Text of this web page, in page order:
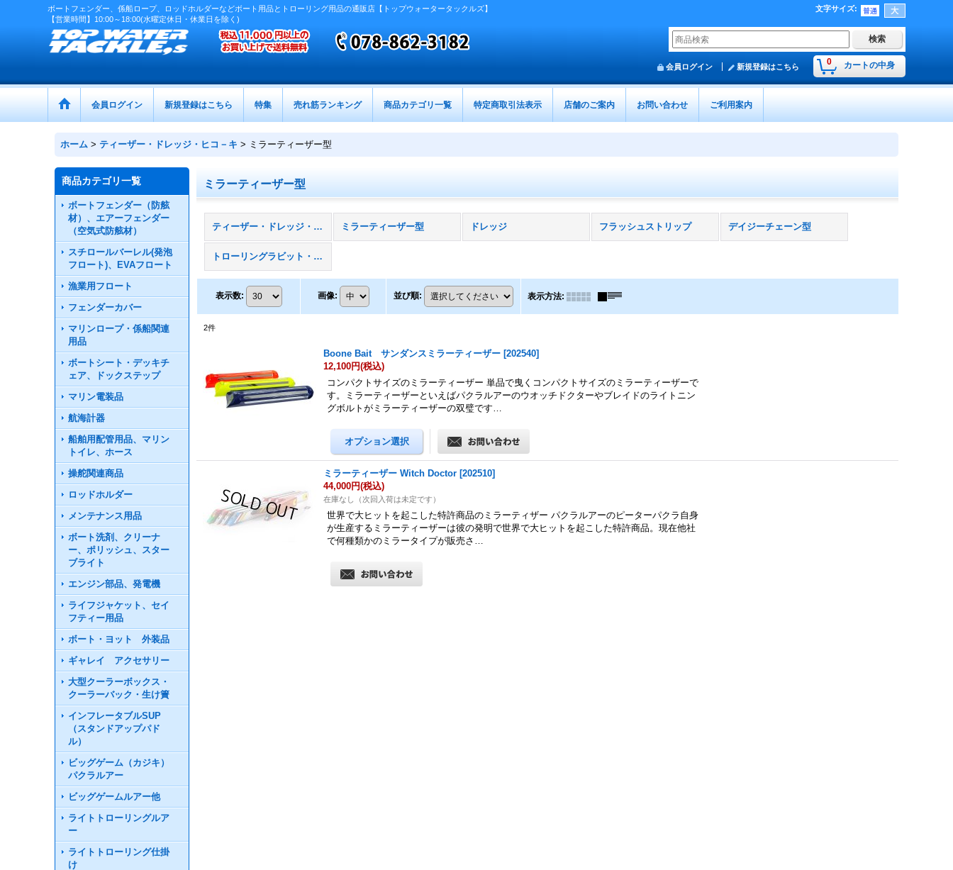
ボートフェンダー、係船ロープ、ロッドホルダーなどボート用品とトローリング用品の通販店【トップウォータータックルズ】
【営業時間】10:00～18:00(水曜定休日・休業日を除く)
文字サイズ:
0 カートの中身
会員ログイン 新規登録はこちら
会員ログイン 新規登録はこちら 特集 売れ筋ランキング 商品カテゴリ一覧 特定商取引法表示 店舗のご案内 お問い合わせ ご利用案内
ホーム > ティーザー・ドレッジ・ヒコ－キ > ミラーティーザー型
商品カテゴリ一覧
ボートフェンダー（防舷
材）、エアーフェンダー
（空気式防舷材）
スチロールバーレル(発泡
フロート)、EVAフロート
漁業用フロート
フェンダーカバー
マリンロープ・係船関連
用品
ボートシート・デッキチ
ェア、ドックステップ
マリン電装品
航海計器
船舶用配管用品、マリン
トイレ、ホース
操舵関連商品
ロッドホルダー
メンテナンス用品
ボート洗剤、クリーナ
ー、ポリッシュ、スター
ブライト
エンジン部品、発電機
ライフジャケット、セイ
フティー用品
ボート・ヨット 外装品
ギャレイ アクセサリー
大型クーラーボックス・
クーラーバック・生け簀
インフレータブルSUP
（スタンドアップパド
ル）
ビッグゲーム（カジキ）
パクラルアー
ビッグゲームルアー他
ライトトローリングルア
ー
ライトトローリング仕掛
け
ミラーティーザー型
ティーザー・ドレッジ・ヒコ－キ (全商品) ミラーティーザー型 ドレッジ フラッシュストリップ デイジーチェーン型
トローリングラビット・ブーンバード
表示数: 画像: 並び順: 表示方法:
2件
Boone Bait サンダンスミラーティーザー [202540]
12,100円(税込)
コンパクトサイズのミラーティーザー 単品で曳くコンパクトサイズのミラーティーザーで
す。ミラーティーザーといえばパクラルアーのウオッチドクターやブレイドのライトニン
グボルトがミラーティーザーの双璧です…
ミラーティーザー Witch Doctor [202510]
44,000円(税込)
在庫なし（次回入荷は未定です）
世界で大ヒットを起こした特許商品のミラーティザー パクラルアーのピーターパクラ自身
が生産するミラーティーザーは彼の発明で世界で大ヒットを起こした特許商品。現在他社
で何種類かのミラータイプが販売さ…